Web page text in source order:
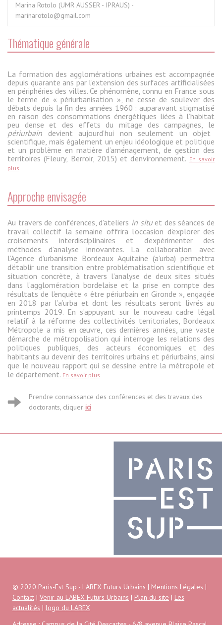
Marina Rotolo (UMR AUSSER - IPRAUS) -
marinarotolo@gmail.com
Thématique générale
La formation des agglomérations urbaines est accompagnée
depuis quarante ans par l’extension des surfaces artificialisées
en périphéries des villes. Ce phénomène, connu en France sous
le terme de « périurbanisation », ne cesse de soulever des
débats depuis la fin des années 1960 : auparavant stigmatisé
en raison des consommations énergétiques liées à l’habitat
peu dense et des effets du mitage des campagnes, le
périurbain devient aujourd’hui non seulement un objet
scientifique, mais également un enjeu idéologique et politique
et un problème en matière d’aménagement, de gestion des
territoires (Fleury, Berroir, 2015) et d’environnement. En savoir
plus
Approche envisagée
Au travers de conférences, d’ateliers in situet des séances de
travail collectif la semaine offrira l’occasion d’explorer des
croisements interdisciplinaires et d’expérimenter des
méthodes d’analyse innovantes. La collaboration avec
l’Agence d’urbanisme Bordeaux Aquitaine (a’urba) permettra
d’établir une transition entre problématisation scientifique et
situation concrète, à travers l’analyse de deux sites situés
dans l’agglomération bordelaise et la prise en compte des
résultats de l’enquête « être périurbain en Gironde », engagée
en 2018 par l’a’urba et dont les résultats seront livrés au
printemps 2019. Ens’appuyant sur le nouveau cadre légal
relatif à la réforme des collectivités territoriales, Bordeaux
Métropole a mis en œuvre, ces dernières années, une vaste
démarche de métropolisation qui interroge les relations des
politiques publiques, des acteurs économiques et des
habitants au devenir des territoires urbains et périurbains, ainsi
que le nouveau rapport qui se dessine entre la métropole et
le département. En savoir plus
Prendre connaissance des conférences et des travaux des
doctorants, cliquer ici
© 2020 Paris-Est Sup - LABEX Futurs Urbains | Mentions Légales |
Contact | Venir au LABEX Futurs Urbains | Plan du site | Les
actualités | logo du LABEX